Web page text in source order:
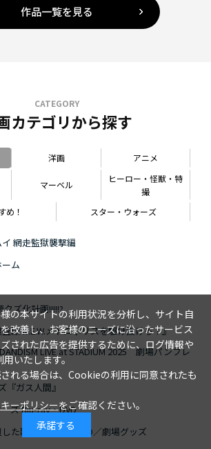
作品一覧を見る
CATEGORY
カテゴリから探す
洋画 アニメ
マーベル
ヒーロー・怪獣・特
撮
め！
スター・ウォーズ
網走監獄襲撃編
ム
ズ化計画!!!!!?
線 N.E.W.メトロポリスを駆け抜けろ！』
DANDISM LIVE at STADIUM 2025 劇場パンフレ
『ガス人間』
ズ Blu-ray・DVD
した歌』Blu-ray・DVD／劇場グッズ
の本サイトの利用状況を分析し、サイト自
改善し、お客様のニーズに沿ったサービス
された広告を提供するために、ログ情報や
いたします。
れる場合は、Cookieの利用に同意されたも
ーポリシーをご確認ください。
承諾する